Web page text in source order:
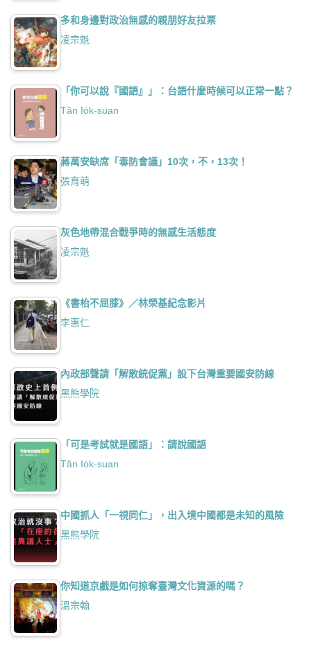
多和身邊對政治無感的親朋好友拉票
凌宗魁
「你可以說『國語』」：台語什麼時候可以正常一點？
Tân Io̍k-suan
蔣萬安缺席「毒防會議」10次，不，13次！
張育萌
灰色地帶混合戰爭時的無感生活態度
凌宗魁
《書枱不屈膝》／林榮基紀念影片
李惠仁
內政部聲請「解散統促黨」設下台灣重要國安防線
黑熊學院
「可是考試就是國語」：請說國語
Tân Io̍k-suan
中國抓人「一視同仁」，出入境中國都是未知的風險
黑熊學院
你知道京戲是如何掠奪臺灣文化資源的嗎？
溫宗翰